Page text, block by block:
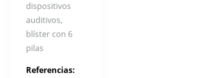
dispositivos
auditivos,
blíster con 6
pilas
Referencias: